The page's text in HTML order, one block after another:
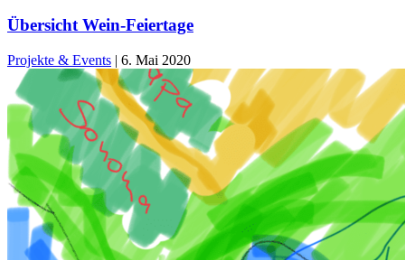
Übersicht Wein-Feiertage
Projekte & Events | 6. Mai 2020